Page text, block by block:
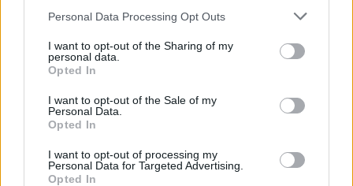
Please note that this website/app uses one or more Google
not limited to your visit or usage behaviour. You may click to
grant or deny consent to Google and its third-party tags to
use your data for below specified purposes in below Google
consent section.
Personal Data Processing Opt Outs
I want to opt-out of the Sharing of my
personal data.
Opted In
I want to opt-out of the Sale of my
Personal Data.
Opted In
I want to opt-out of processing my
Personal Data for Targeted Advertising.
Opted In